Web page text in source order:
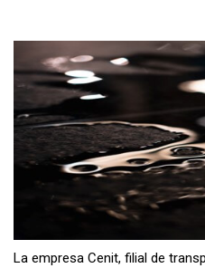
La empresa Cenit, filial de